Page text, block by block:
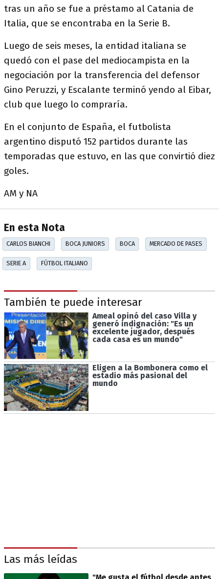
tras un año se fue a préstamo al Catania de
Italia, que se encontraba en la Serie B.
Luego de seis meses, la entidad italiana se
quedó con el pase del mediocampista en la
negociación por la transferencia del defensor
Gino Peruzzi, y Escalante terminó yendo al Eibar,
club que luego lo compraría.
En el conjunto de España, el futbolista
argentino disputó 152 partidos durante las
temporadas que estuvo, en las que convirtió diez
goles.
AM y NA
En esta Nota
CARLOS BIANCHI BOCA JUNIORS BOCA MERCADO DE PASES
SERIE A FÚTBOL ITALIANO
También te puede interesar
Ameal opinó del caso Villa y
generó indignación: "Es un
excelente jugador, después
cada casa es un mundo"
Eligen a la Bombonera como el
estadio más pasional del
mundo
Las más leídas
"Me gusta el fútbol desde antes